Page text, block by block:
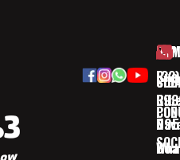
(32)